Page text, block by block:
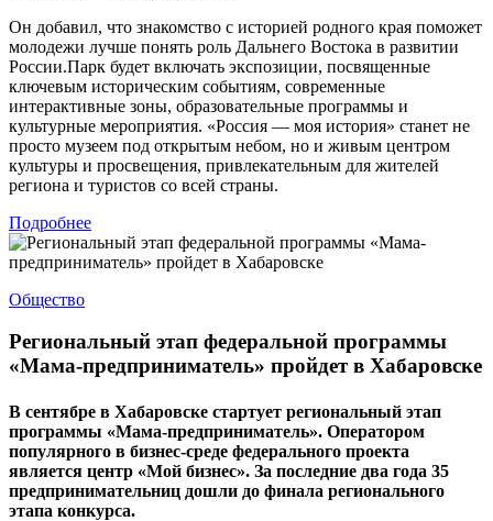
Он добавил, что знакомство с историей родного края поможет
молодежи лучше понять роль Дальнего Востока в развитии
России.Парк будет включать экспозиции, посвященные
ключевым историческим событиям, современные
интерактивные зоны, образовательные программы и
культурные мероприятия. «Россия — моя история» станет не
просто музеем под открытым небом, но и живым центром
культуры и просвещения, привлекательным для жителей
региона и туристов со всей страны.
Подробнее
Общество
Региональный этап федеральной программы
«Мама-предприниматель» пройдет в Хабаровске
В сентябре в Хабаровске стартует региональный этап
программы «Мама-предприниматель». Оператором
популярного в бизнес-среде федерального проекта
является центр «Мой бизнес». За последние два года 35
предпринимательниц дошли до финала регионального
этапа конкурса.